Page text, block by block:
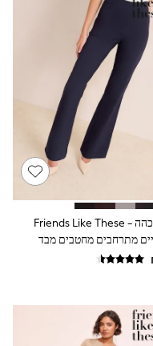
כחול כהה - Friends Like These
מתרחבים מחטבים מבד